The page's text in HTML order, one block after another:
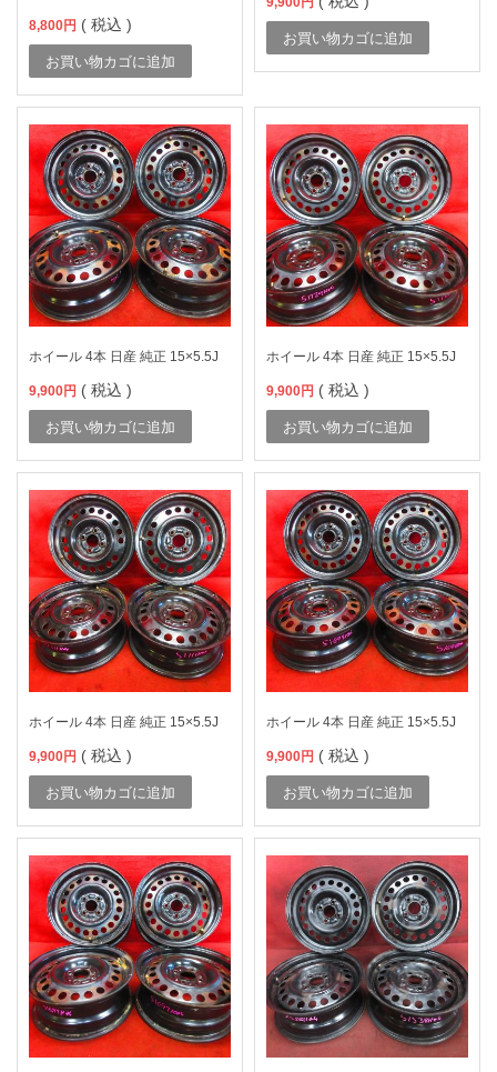
8,800円 ( 税込 )
お買い物カゴに追加
お買い物カゴに追加
ホイール 4本 日産 純正 15×5.5J
9,900円 ( 税込 )
お買い物カゴに追加
ホイール 4本 日産 純正 15×5.5J
9,900円 ( 税込 )
お買い物カゴに追加
ホイール 4本 日産 純正 15×5.5J
9,900円 ( 税込 )
お買い物カゴに追加
ホイール 4本 日産 純正 15×5.5J
9,900円 ( 税込 )
お買い物カゴに追加